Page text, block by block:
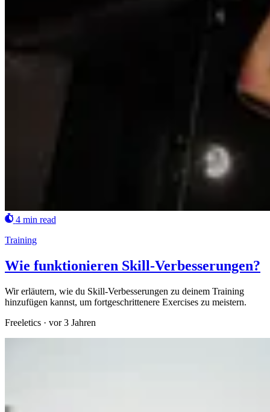
4 min read
Training
Wie funktionieren Skill-Verbesserungen?
Wir erläutern, wie du Skill-Verbesserungen zu deinem Training
hinzufügen kannst, um fortgeschrittenere Exercises zu meistern.
Freeletics · vor 3 Jahren